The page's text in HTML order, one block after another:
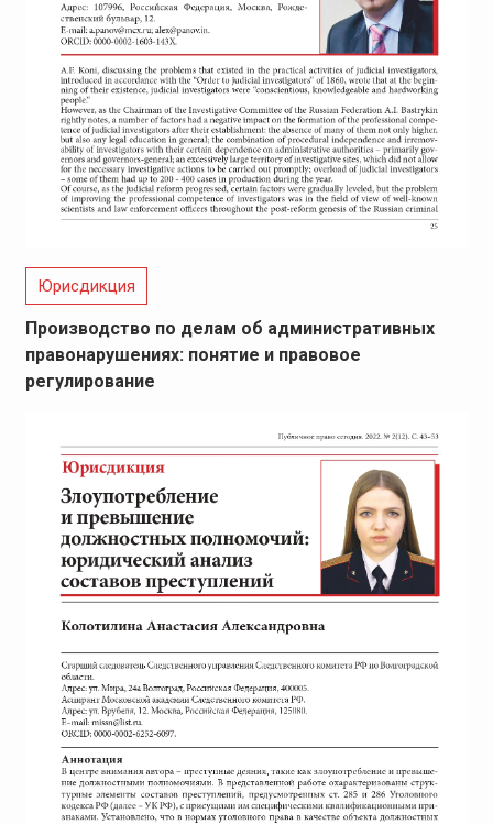
Юрисдикция
Производство по делам об административных
правонарушениях: понятие и правовое
регулирование